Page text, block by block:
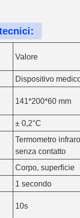
Valore
Dispositivo
141*200*60 mm
± 0,2°C
Termometro
senza contatto
Corpo, superficie
1 secondo
10s